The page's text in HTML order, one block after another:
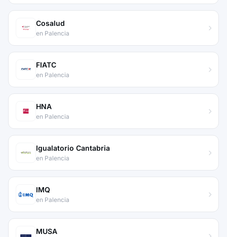
Cosalud
en Palencia
FIATC
en Palencia
HNA
en Palencia
Igualatorio Cantabria
en Palencia
IMQ
en Palencia
MUSA